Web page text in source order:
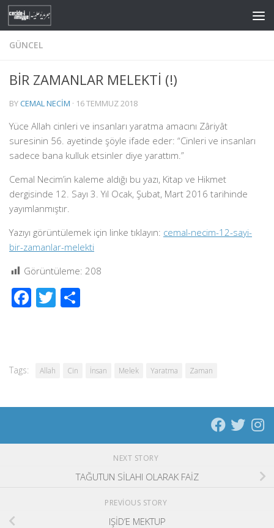
Skip to content
GÜNCEL
BİR ZAMANLAR MELEKTİ (!)
BYCEMAL NECIM · 16 TEMMUZ 2018
Yüce Allah cinleri ve insanları yaratma amacını Zâriyât
suresinin 56. ayetinde şöyle ifade eder: “Cinleri ve insanları
sadece bana kulluk etsinler diye yarattım.”
Cemal Necim’in kaleme aldığı bu yazı, Kitap ve Hikmet
dergisinde 12. Sayı 3. Yıl Ocak, Şubat, Mart 2016 tarihinde
yayımlanmıştır.
Yazıyı görüntülemek için linke tıklayın: cemal-necim-12-sayi-
bir-zamanlar-melekti
Görüntüleme: 208
Facebook
Twitter
Tags: Allah Cin İnsan Melek Yaratma Zaman
NEXT STORY
TAĞUTUN SİLAHI OLARAK FAİZ
PREVIOUS STORY
IŞİD’E MEKTUP